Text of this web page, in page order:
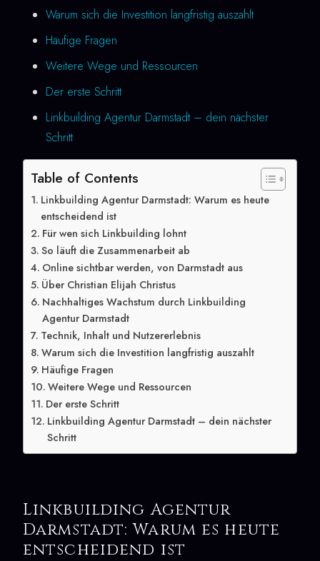
Warum sich die Investition langfristig auszahlt
Häufige Fragen
Weitere Wege und Ressourcen
Der erste Schritt
Linkbuilding Agentur Darmstadt – dein nächster
Schritt
Table of Contents
Linkbuilding Agentur Darmstadt: Warum es heute
entscheidend ist
Für wen sich Linkbuilding lohnt
So läuft die Zusammenarbeit ab
Online sichtbar werden, von Darmstadt aus
Über Christian Elijah Christus
Nachhaltiges Wachstum durch Linkbuilding
Agentur Darmstadt
Technik, Inhalt und Nutzererlebnis
Warum sich die Investition langfristig auszahlt
Häufige Fragen
Weitere Wege und Ressourcen
Der erste Schritt
Linkbuilding Agentur Darmstadt – dein nächster
Schritt
Linkbuilding Agentur
Darmstadt: Warum es heute
entscheidend ist